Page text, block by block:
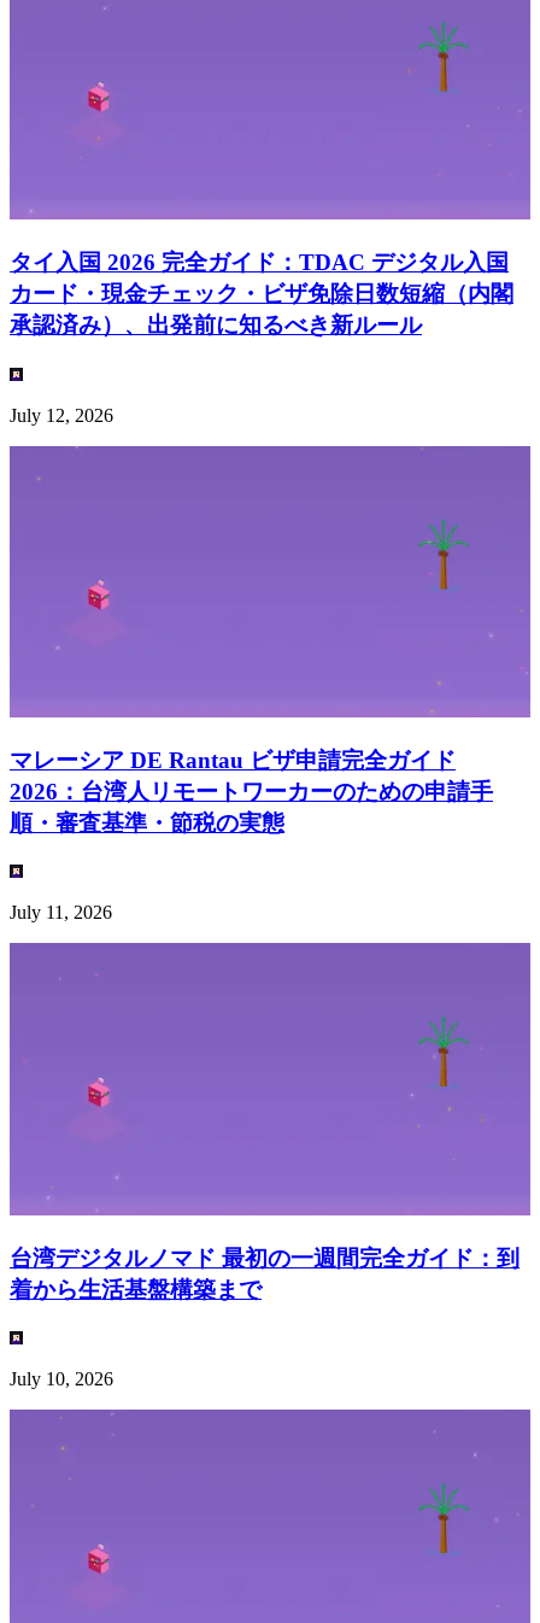
タイ入国 2026 完全ガイド：TDAC デジタル入国
カード・現金チェック・ビザ免除日数短縮（内閣
承認済み）、出発前に知るべき新ルール
July 12, 2026
マレーシア DE Rantau ビザ申請完全ガイド
2026：台湾人リモートワーカーのための申請手
順・審査基準・節税の実態
July 11, 2026
台湾デジタルノマド 最初の一週間完全ガイド：到
着から生活基盤構築まで
July 10, 2026